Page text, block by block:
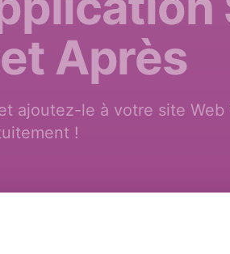
Après
ajoutez-le à votre site Web
!